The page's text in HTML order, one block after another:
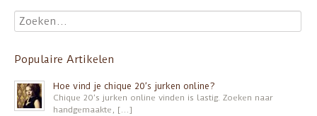
Populaire Artikelen
Hoe vind je chique 20’s jurken online?
Chique 20’s jurken online vinden is lastig. Zoeken naar
handgemaakte, […]